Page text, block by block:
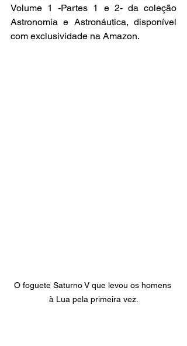
Volume 1 -Partes 1 e 2- da coleção
Astronomia e Astronáutica, disponível
com exclusividade na Amazon.
O foguete Saturno V que levou os homens
à Lua pela primeira vez.